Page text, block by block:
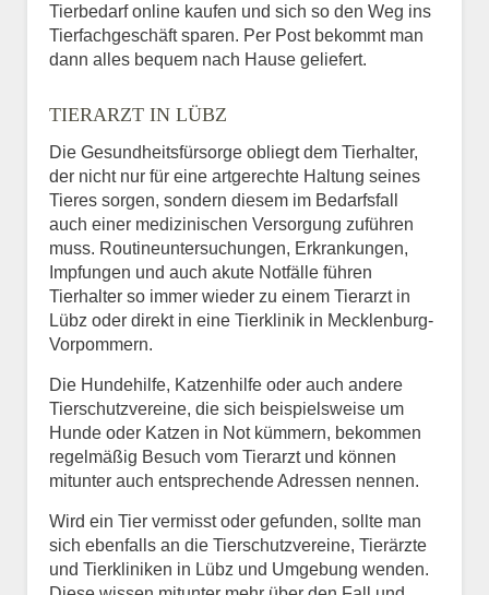
Tierbedarf online kaufen und sich so den Weg ins
Tierfachgeschäft sparen. Per Post bekommt man
dann alles bequem nach Hause geliefert.
TIERARZT IN LÜBZ
Die Gesundheitsfürsorge obliegt dem Tierhalter,
der nicht nur für eine artgerechte Haltung seines
Tieres sorgen, sondern diesem im Bedarfsfall
auch einer medizinischen Versorgung zuführen
muss. Routineuntersuchungen, Erkrankungen,
Impfungen und auch akute Notfälle führen
Tierhalter so immer wieder zu einem Tierarzt in
Lübz oder direkt in eine Tierklinik in Mecklenburg-
Vorpommern.
Die Hundehilfe, Katzenhilfe oder auch andere
Tierschutzvereine, die sich beispielsweise um
Hunde oder Katzen in Not kümmern, bekommen
regelmäßig Besuch vom Tierarzt und können
mitunter auch entsprechende Adressen nennen.
Wird ein Tier vermisst oder gefunden, sollte man
sich ebenfalls an die Tierschutzvereine, Tierärzte
und Tierkliniken in Lübz und Umgebung wenden.